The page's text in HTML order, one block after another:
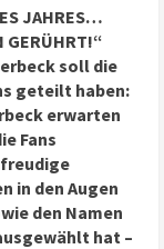
JAHRES…
GERÜHRT!“
soll die
geteilt haben:
erwarten
Fans
in den Augen
den Namen
hat –